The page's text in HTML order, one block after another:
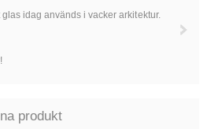
idag används i vacker arkitektur.
produkt